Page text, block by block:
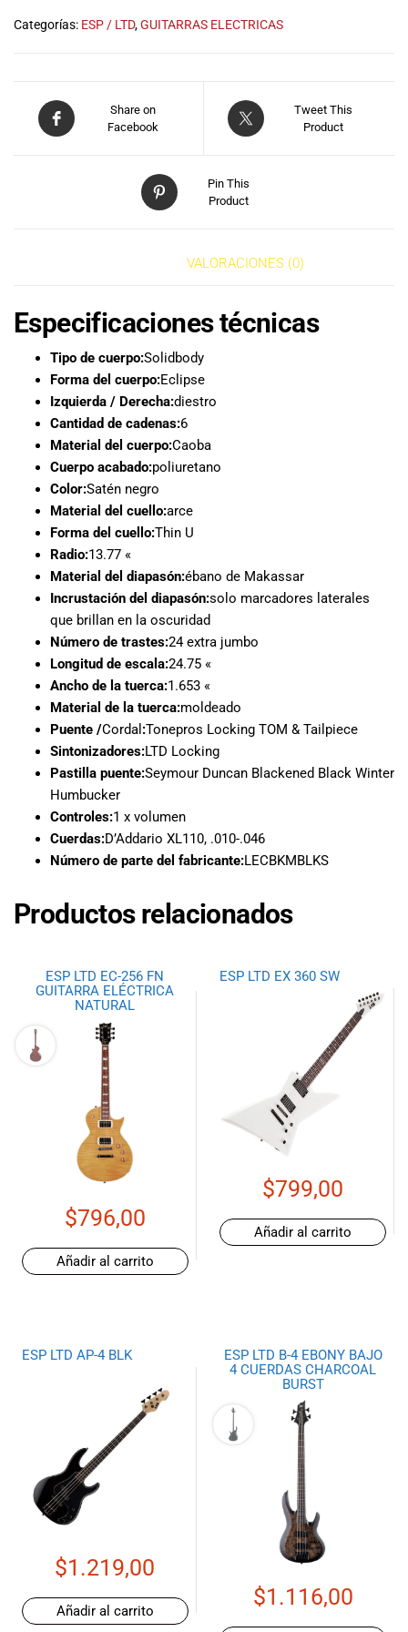
Nuestro equipo
ayudarte a
encontrar el
equipo de
audio
mejor servicio
Además,
ofrecemos
precios
competitivos y
promociones
especiales
para nuestros
clientes. Ven a
visitarnos en
física en Quito,
o haz tu
línea a través
de nuestra
página web y
recibe tu
pedido en la
comodidad de
tu hogar.
¡Descubre el
mundo de la
música con
Import Music
Categorías: ESP / LTD,GUITARRAS ELECTRICAS
Share on
Facebook
Tweet This
Product
Pin This
Product
VALORACIONES (0)
Especificaciones técnicas
Tipo de cuerpo:Solidbody
Forma del cuerpo:Eclipse
Izquierda / Derecha:diestro
Cantidad de cadenas:6
Material del cuerpo:Caoba
Cuerpo acabado:poliuretano
Color:Satén negro
Material del cuello:arce
Forma del cuello:Thin U
Radio:13.77 «
Material del diapasón:ébano de Makassar
Incrustación del diapasón:solo marcadores laterales
que brillan en la oscuridad
Número de trastes:24 extra jumbo
Longitud de escala:24.75 «
Ancho de la tuerca:1.653 «
Material de la tuerca:moldeado
Puente /Cordal :Tonepros Locking TOM & Tailpiece
Sintonizadores:LTD Locking
Pastilla puente:Seymour Duncan Blackened Black Winter
Humbucker
Controles:1 x volumen
Cuerdas:D’Addario XL110, .010-.046
Número de parte del fabricante:LECBKMBLKS
Productos relacionados
ESP LTD EC-256 FN
GUITARRA ELÉCTRICA
NATURAL
$796,00
Añadir al carrito
ESP LTD EX 360 SW
$799,00
Añadir al carrito
ESP LTD AP-4 BLK
$1.219,00
Añadir al carrito
ESP LTD B-4 EBONY BAJO
4 CUERDAS CHARCOAL
BURST
$1.116,00